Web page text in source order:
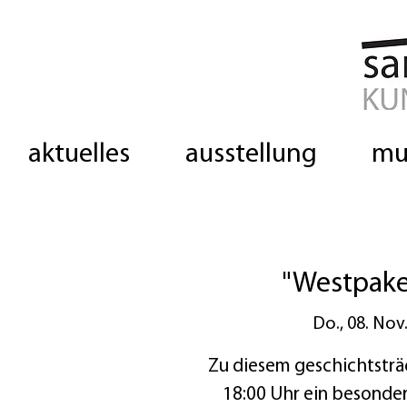
aktuelles ausstellung
Do., 08. Nov.
Zu diesem
18:00 Uhr ein